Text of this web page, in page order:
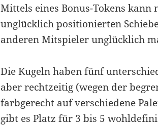
Mittels eines Bonus-Tokens
unglücklich positionierten
anderen Mitspieler unglücklich
Die Kugeln haben fünf
aber rechtzeitig (wegen der
farbgerecht auf verschiedene
gibt es Platz für 3 bis 5